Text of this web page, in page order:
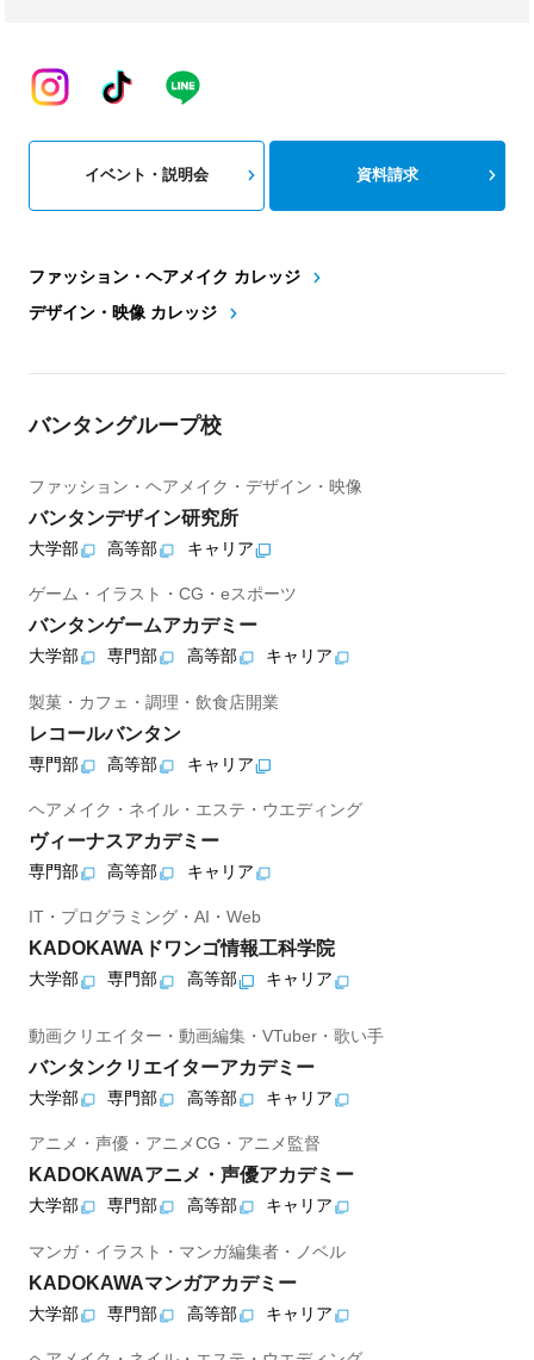
ファッション・ヘアメイク カレッジ
デザイン・映像 カレッジ
イベント・説明会 資料請求
バンタングループ校
ファッション・ヘアメイク・デザイン・映像
バンタンデザイン研究所
大学部 高等部 キャリア
ゲーム・イラスト・CG・eスポーツ
バンタンゲームアカデミー
大学部 専門部 高等部 キャリア
製菓・カフェ・調理・飲食店開業
レコールバンタン
専門部 高等部 キャリア
ヘアメイク・ネイル・エステ・ウエディング
ヴィーナスアカデミー
専門部 高等部 キャリア
IT・プログラミング・AI・Web
KADOKAWAドワンゴ情報工科学院
大学部 専門部 高等部 キャリア
動画クリエイター・動画編集・VTuber・歌い手
バンタンクリエイターアカデミー
大学部 専門部 高等部 キャリア
アニメ・声優・アニメCG・アニメ監督
KADOKAWAアニメ・声優アカデミー
大学部 専門部 高等部 キャリア
マンガ・イラスト・マンガ編集者・ノベル
KADOKAWAマンガアカデミー
大学部 専門部 高等部 キャリア